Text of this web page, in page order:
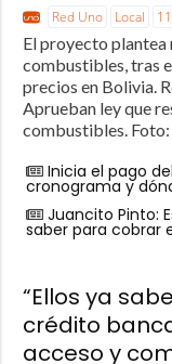
Red Uno Local
El proyecto
combustibles, tras
precios en Bolivia.
Aprueban ley que
combustibles. Foto:
Inicia el pago
cronograma y
Juancito Pinto:
saber para cobrar
“Ellos ya
crédito
acceso y